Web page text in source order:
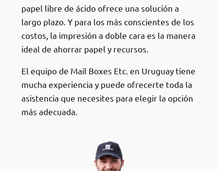
papel libre de ácido ofrece una solución a
largo plazo. Y para los más conscientes de los
costos, la impresión a doble cara es la manera
ideal de ahorrar papel y recursos.
El equipo de Mail Boxes Etc. en Uruguay tiene
mucha experiencia y puede ofrecerte toda la
asistencia que necesites para elegir la opción
más adecuada.